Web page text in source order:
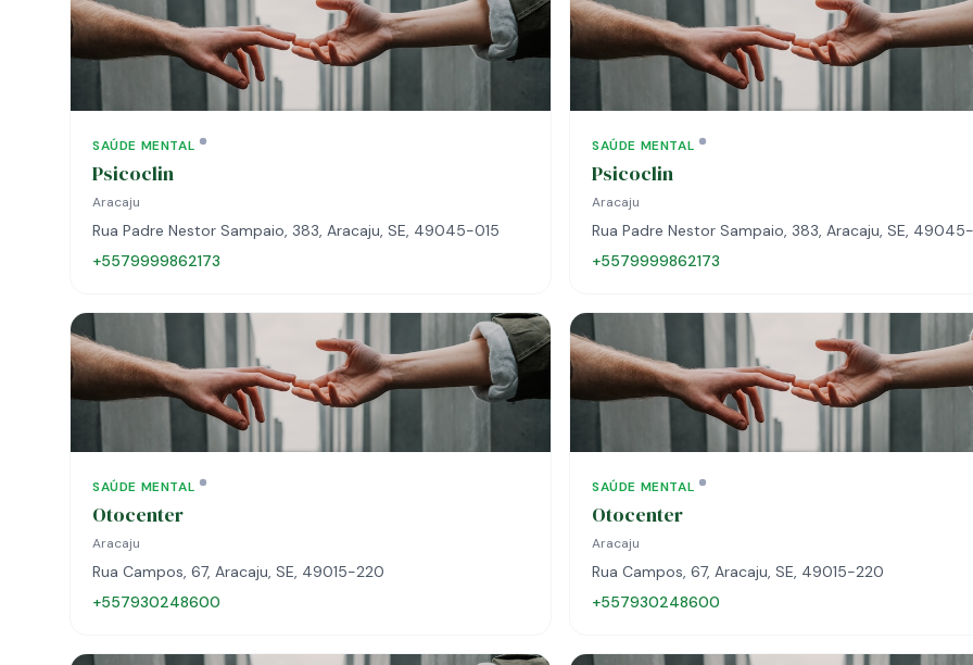
SAÚDE MENTAL
Psicoclin
Aracaju
Rua Padre Nestor Sampaio, 383, Aracaju, SE, 49045-015
+5579999862173
SAÚDE MENTAL
Psicoclin
Aracaju
Rua Padre Nestor Sampaio, 383, Aracaju, SE,
+5579999862173
SAÚDE MENTAL
Otocenter
Aracaju
Rua Campos, 67, Aracaju, SE, 49015-220
+557930248600
SAÚDE MENTAL
Otocenter
Aracaju
Rua Campos, 67, Aracaju, SE, 49015-220
+557930248600